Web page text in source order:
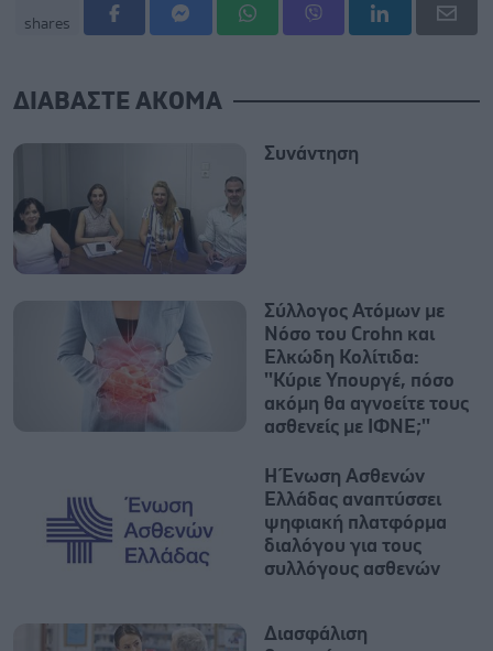
shares
ΔΙΑΒΑΣΤΕ ΑΚΟΜΑ
Συνάντηση
Σύλλογος Ατόμων με
Νόσο του Crohn και
Ελκώδη Κολίτιδα:
''Κύριε Υπουργέ, πόσο
ακόμη θα αγνοείτε τους
ασθενείς με ΙΦΝΕ;''
Η Ένωση Ασθενών
Ελλάδας αναπτύσσει
ψηφιακή πλατφόρμα
διαλόγου για τους
συλλόγους ασθενών
Διασφάλιση